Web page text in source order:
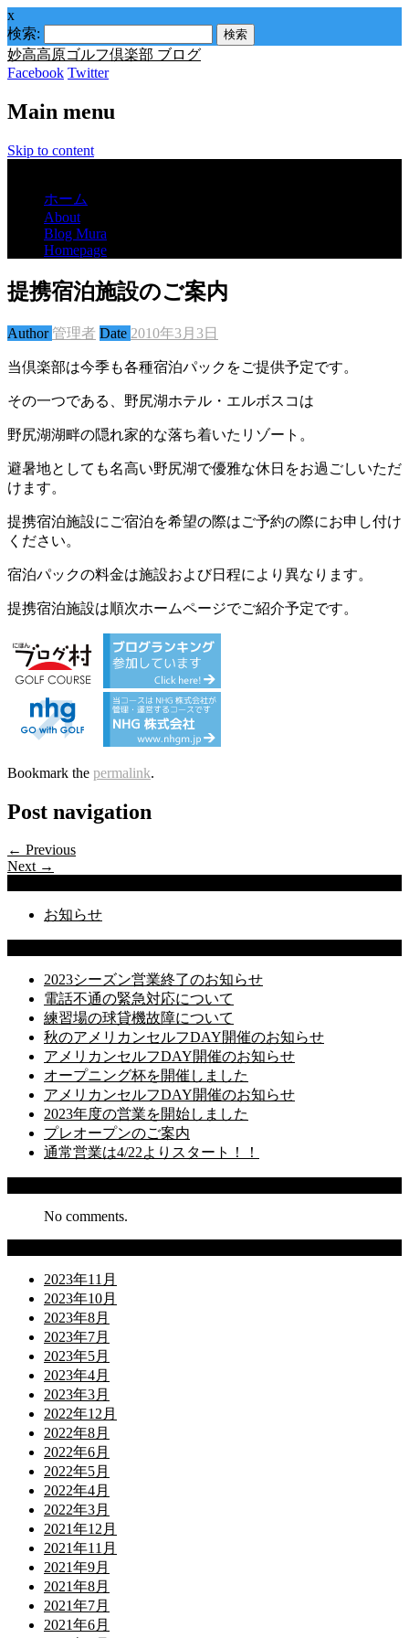
x
検索:
妙高高原ゴルフ倶楽部 ブログ
Facebook Twitter
Main menu
Skip to content
ホーム
About
Blog Mura
Homepage
提携宿泊施設のご案内
Author 管理者 Date 2010年3月3日
当倶楽部は今季も各種宿泊パックをご提供予定です。
その一つである、野尻湖ホテル・エルボスコは
野尻湖湖畔の隠れ家的な落ち着いたリゾート。
避暑地としても名高い野尻湖で優雅な休日をお過ごしいただ
けます。
提携宿泊施設にご宿泊を希望の際はご予約の際にお申し付け
ください。
宿泊パックの料金は施設および日程により異なります。
提携宿泊施設は順次ホームページでご紹介予定です。
Bookmark the permalink.
Post navigation
← Previous
Next →
お知らせ
2023シーズン営業終了のお知らせ
電話不通の緊急対応について
練習場の球貸機故障について
秋のアメリカンセルフDAY開催のお知らせ
アメリカンセルフDAY開催のお知らせ
オープニング杯を開催しました
アメリカンセルフDAY開催のお知らせ
2023年度の営業を開始しました
プレオープンのご案内
通常営業は4/22よりスタート！！
No comments.
2023年11月
2023年10月
2023年8月
2023年7月
2023年5月
2023年4月
2023年3月
2022年12月
2022年8月
2022年6月
2022年5月
2022年4月
2022年3月
2021年12月
2021年11月
2021年9月
2021年8月
2021年7月
2021年6月